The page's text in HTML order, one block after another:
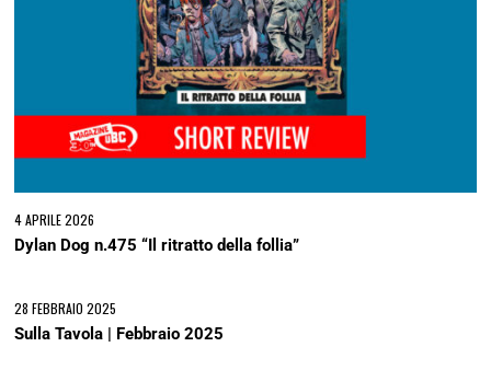
4 APRILE 2026
Dylan Dog n.475 “Il ritratto della follia”
28 FEBBRAIO 2025
Sulla Tavola | Febbraio 2025